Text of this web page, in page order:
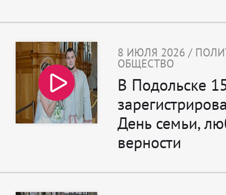
8 ИЮЛЯ 2026 /
ОБЩЕСТВО
В Подольске
День семьи,
верности